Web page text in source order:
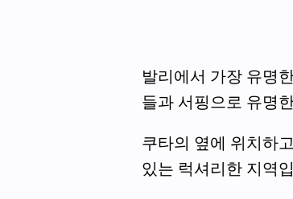
발리에서 가장 유명
들과 서핑으로 유명
쿠타의 옆에 위치하
있는 럭셔리한 지역